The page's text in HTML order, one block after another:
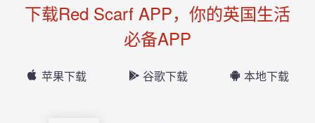
下载Red Scarf APP，你的英国生活
必备APP
苹果下载 谷歌下载 本地下载